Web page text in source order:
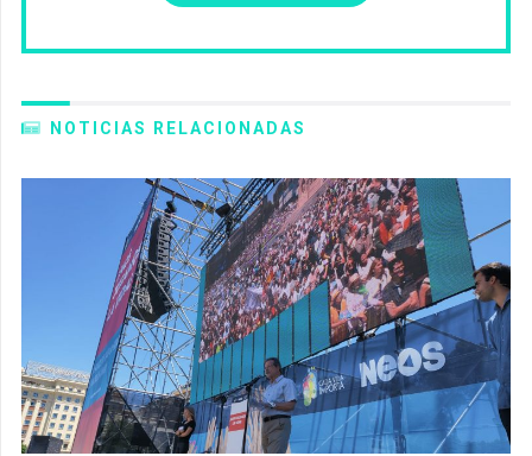
NOTICIAS RELACIONADAS